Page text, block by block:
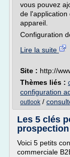
vous pouvez
de l'application
appareil.
Configuration
Lire la suite
Site : http://
Thèmes liés :
configuration
outlook /
Les 5 clés
Voici 5 petits
commerciale